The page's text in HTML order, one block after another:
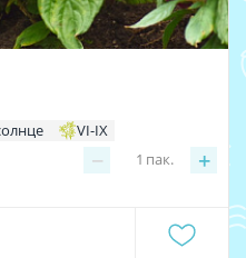
VI-IX
− +
1 пак.